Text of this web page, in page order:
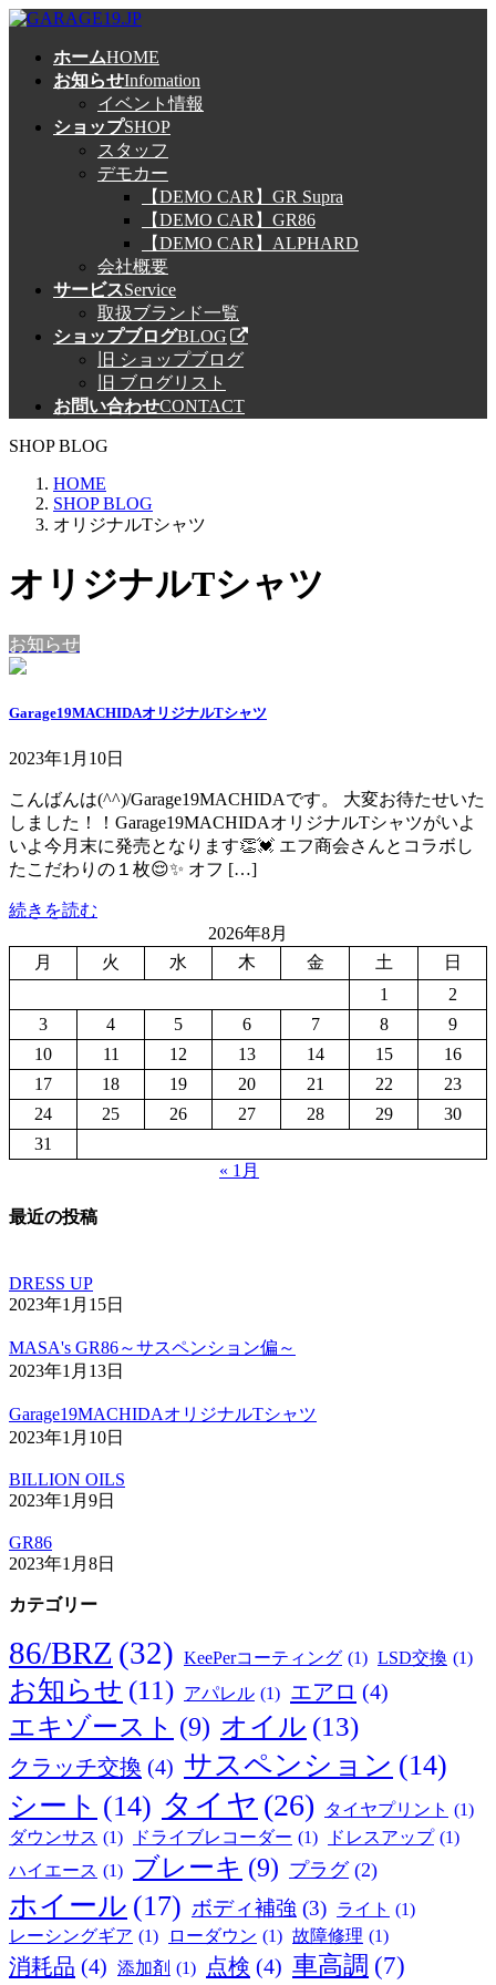
コ
ナ
ホームHOME
お知らせInfomation
イベント情報
ショップSHOP
スタッフ
デモカー
【DEMO CAR】GR Supra
【DEMO CAR】GR86
【DEMO CAR】ALPHARD
会社概要
サービスService
取扱ブランド一覧
ショップブログBLOG
旧 ショップブログ
旧 ブログリスト
お問い合わせCONTACT
SHOP BLOG
HOME
SHOP BLOG
オリジナルTシャツ
オリジナルTシャツ
お知らせ
Garage19MACHIDAオリジナルTシャツ
2023年1月10日
こんばんは(^^)/Garage19MACHIDAです。 大変お待たせいた
しました！！Garage19MACHIDAオリジナルTシャツがいよ
いよ今月末に発売となります👏💓 エフ商会さんとコラボし
たこだわりの１枚😌✨ オフ […]
続きを読む
2026年8月
月
火 水 木 金 土
日
1
2
3
4 5 6 7 8
9
10
11 12 13 14 15
16
17
18 19 20 21 22
23
24
25 26 27 28 29
30
31
« 1月
最近の投稿
DRESS UP
2023年1月15日
MASA's GR86～サスペンション偏～
2023年1月13日
Garage19MACHIDAオリジナルTシャツ
2023年1月10日
BILLION OILS
2023年1月9日
GR86
2023年1月8日
カテゴリー
86/BRZ (32) KeePerコーティング (1) LSD交換 (1)
お知らせ (11) アパレル (1) エアロ (4)
エキゾースト (9) オイル (13)
クラッチ交換 (4) サスペンション (14)
シート (14) タイヤ (26) タイヤプリント (1)
ダウンサス (1) ドライブレコーダー (1) ドレスアップ (1)
ハイエース (1) ブレーキ (9) プラグ (2)
ホイール (17) ボディ補強 (3) ライト (1)
レーシングギア (1) ローダウン (1) 故障修理 (1)
消耗品 (4) 添加剤 (1) 点検 (4) 車高調 (7)